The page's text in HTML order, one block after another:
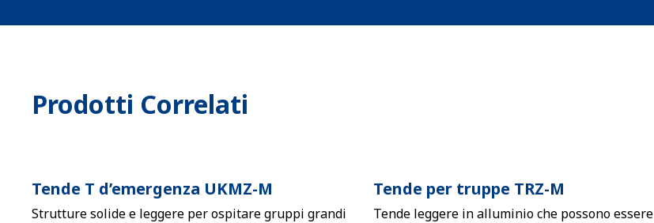
Prodotti Correlati
Tende T d’emergenza UKMZ-M
Strutture solide e leggere per ospitare gruppi grandi
Tende per truppe TRZ-M
Tende leggere in alluminio che possono essere